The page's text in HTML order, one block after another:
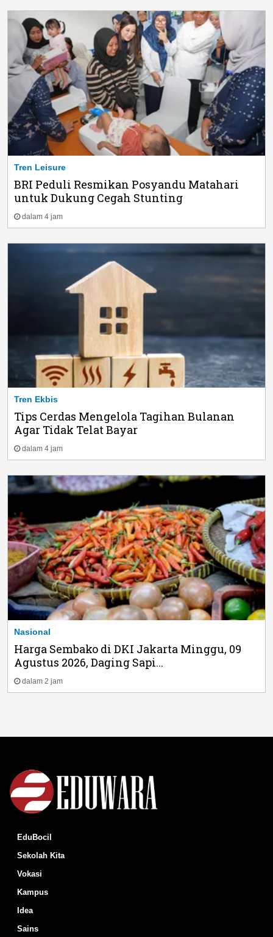
Tren Leisure
BRI Peduli Resmikan Posyandu Matahari
untuk Dukung Cegah Stunting
dalam 4 jam
Tren Ekbis
Tips Cerdas Mengelola Tagihan Bulanan
Agar Tidak Telat Bayar
dalam 4 jam
Nasional
Harga Sembako di DKI Jakarta Minggu, 09
Agustus 2026, Daging Sapi...
dalam 2 jam
EduBocil
Sekolah Kita
Vokasi
Kampus
Idea
Sains